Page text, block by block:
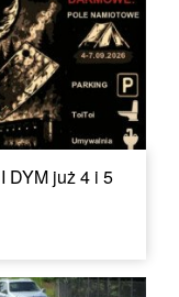
DYM już 4 i 5